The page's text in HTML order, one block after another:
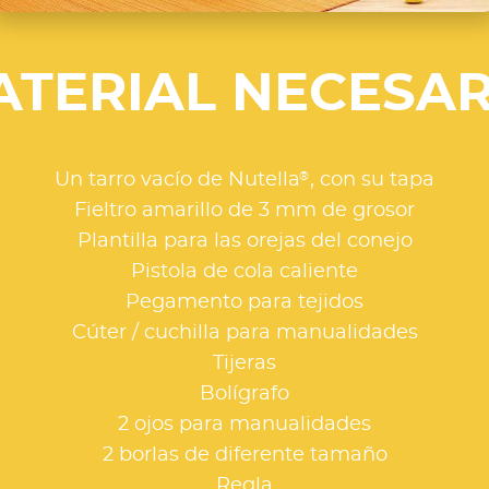
Un tarro vacío de Nutella®, con su tapa
Fieltro amarillo de 3 mm de grosor
Plantilla para las orejas del conejo
Pistola de cola caliente
Pegamento para tejidos
Cúter / cuchilla para manualidades
Tijeras
Bolígrafo
2 ojos para manualidades
2 borlas de diferente tamaño